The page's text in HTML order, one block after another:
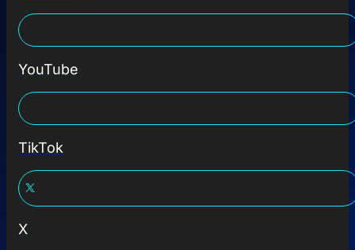
YouTube
TikTok
X